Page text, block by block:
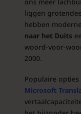
liggen
hebben
naar het Duits
woord-voor-
2000.
Populaire opties
Microsoft